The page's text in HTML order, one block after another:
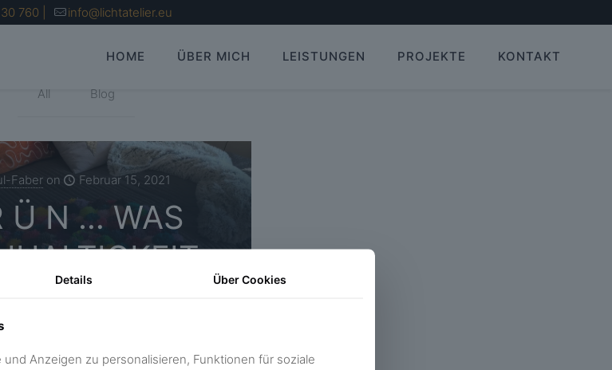
760 | info@lichtatelier.eu
HOME ÜBER MICH LEISTUNGEN PROJEKTE KONTAKT
All Blog
Faber on Februar 15, 2021
Ü N … WAS
KANN
Details Über Cookies
Anzeigen zu personalisieren, Funktionen für soziale